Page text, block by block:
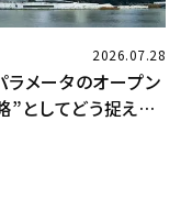
2026.07.28
メータのオープン
”としてどう捉える